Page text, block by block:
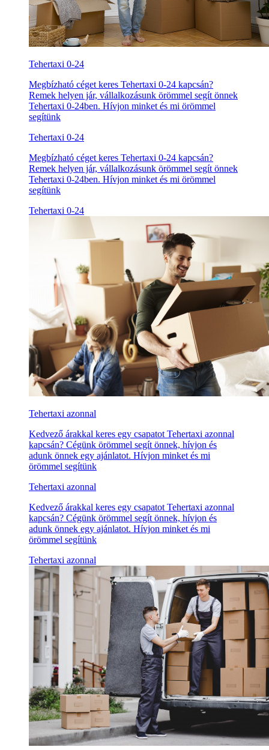
Tehertaxi 0-24
Megbízható céget keres Tehertaxi 0-24 kapcsán?
Remek helyen jár, vállalkozásunk örömmel segít önnek
Tehertaxi 0-24ben. Hívjon minket és mi örömmel
segítünk
Tehertaxi 0-24
Megbízható céget keres Tehertaxi 0-24 kapcsán?
Remek helyen jár, vállalkozásunk örömmel segít önnek
Tehertaxi 0-24ben. Hívjon minket és mi örömmel
segítünk
Tehertaxi 0-24
Tehertaxi azonnal
Kedvező árakkal keres egy csapatot Tehertaxi azonnal
kapcsán? Cégünk örömmel segít önnek, hívjon és
adunk önnek egy ajánlatot. Hívjon minket és mi
örömmel segítünk
Tehertaxi azonnal
Kedvező árakkal keres egy csapatot Tehertaxi azonnal
kapcsán? Cégünk örömmel segít önnek, hívjon és
adunk önnek egy ajánlatot. Hívjon minket és mi
örömmel segítünk
Tehertaxi azonnal